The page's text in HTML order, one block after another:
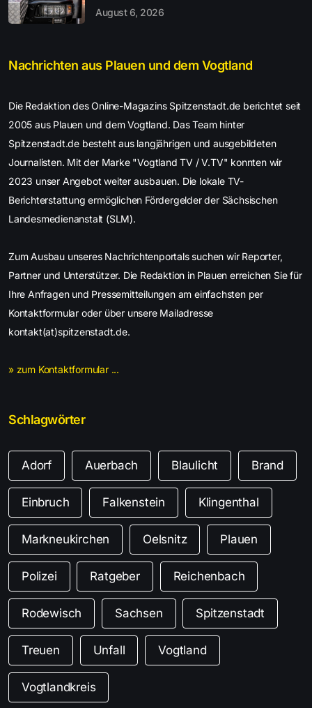
August 6, 2026
Nachrichten aus Plauen und dem Vogtland
Die Redaktion des Online-Magazins Spitzenstadt.de berichtet seit
2005 aus Plauen und dem Vogtland. Das Team hinter
Spitzenstadt.de besteht aus langjährigen und ausgebildeten
Journalisten. Mit der Marke "Vogtland TV / V.TV" konnten wir
2023 unser Angebot weiter ausbauen. Die lokale TV-
Berichterstattung ermöglichen Fördergelder der Sächsischen
Landesmedienanstalt (SLM).
Zum Ausbau unseres Nachrichtenportals suchen wir Reporter,
Partner und Unterstützer. Die Redaktion in Plauen erreichen Sie für
Ihre Anfragen und Pressemitteilungen am einfachsten per
Kontaktformular oder über unsere Mailadresse
kontakt(at)spitzenstadt.de.
» zum Kontaktformular ...
Schlagwörter
Adorf Auerbach Blaulicht Brand
Einbruch Falkenstein Klingenthal
Markneukirchen Oelsnitz Plauen
Polizei Ratgeber Reichenbach
Rodewisch Sachsen Spitzenstadt
Treuen Unfall Vogtland
Vogtlandkreis